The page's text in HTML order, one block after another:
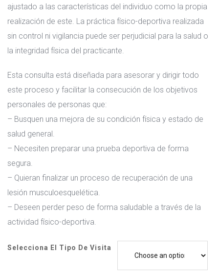
ajustado a las características del individuo como la propia
realización de este. La práctica físico-deportiva realizada
sin control ni vigilancia puede ser perjudicial para la salud o
la integridad física del practicante.
Esta consulta está diseñada para asesorar y dirigir todo
este proceso y facilitar la consecución de los objetivos
personales de personas que:
– Busquen una mejora de su condición física y estado de
salud general.
– Necesiten preparar una prueba deportiva de forma
segura.
– Quieran finalizar un proceso de recuperación de una
lesión musculoesquelética.
– Deseen perder peso de forma saludable a través de la
actividad físico-deportiva.
Selecciona El Tipo De Visita